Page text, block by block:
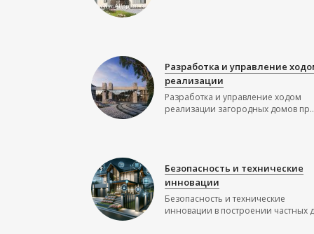
Разработка и управление
реализации
Разработка и управление ходом
реализации загородных домов
Безопасность и технические
инновации
Безопасность и технические
инновации в построении частных